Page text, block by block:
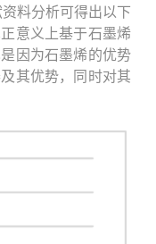
料分析可得出以下
意义上基于石墨烯
因为石墨烯的优势
其优势，同时对其